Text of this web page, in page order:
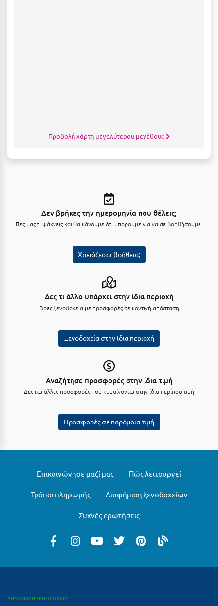
Παραλία Κατερίνης
Παύλιανη
Πλύτρα Λακωνίας
Πρέβεζα
Ρόδος
Προβολή χάρτη μεγαλύτερου μεγέθους
Δεν βρήκες την ημερομηνία που θέλεις;
Πες μας τι ψάχνεις και θα κάνουμε ότι μπορούμε για να σε βοηθήσουμε.
Χρειάζεσαι βοήθεια;
Δες τι άλλο υπάρχει στην ίδια περιοχή
Βρες ξενοδοχεία με προσφορές σε κοντινή απόσταση
Ξενοδοχεία στην ίδια περιοχή
Αναζήτησε προσφορές στην ίδια τιμή
Δες και άλλες προσφορές που κυμαίνονται στην ίδια περίπου τιμή
Προσφορές σε παρόμοια τιμή
Επικοινώνησε μαζί μας Πώς λειτουργεί
Τρόποι πληρωμής Διαφήμιση ξενοδοχείων
Συχνές ερωτήσεις
ΔΗΜΟΦΙΛΗ ΞΕΝΟΔΟΧΕΙΑ